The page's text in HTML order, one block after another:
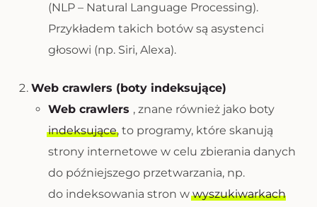
(NLP – Natural Language Processing).
Przykładem takich botów są asystenci
głosowi (np. Siri, Alexa).
Web crawlers (boty indeksujące)
Web crawlers , znane również jako boty
indeksujące, to programy, które skanują
strony internetowe w celu zbierania danych
do późniejszego przetwarzania, np.
do indeksowania stron wwyszukiwarkach